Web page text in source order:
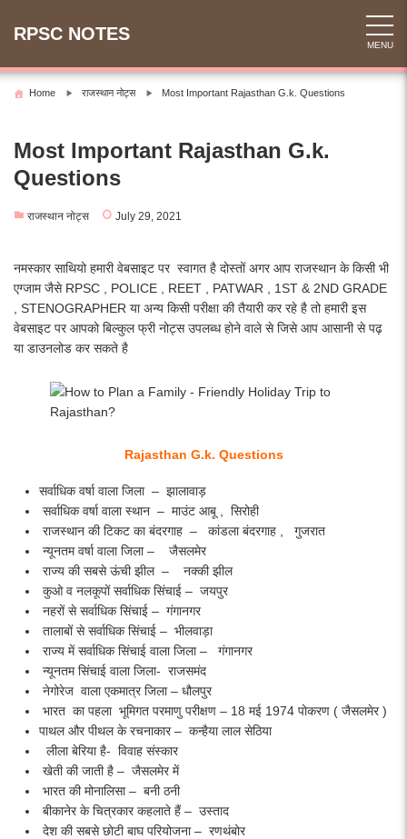
RPSC NOTES
MENU
Home राजस्थान नोट्स Most Important Rajasthan G.k. Questions
Most Important Rajasthan G.k.
Questions
राजस्थान नोट्स July 29, 2021
नमस्कार साथियो हमारी वेबसाइट पर स्वागत है दोस्तों अगर आप राजस्थान के किसी भी
एग्जाम जैसे RPSC , POLICE , REET , PATWAR , 1ST & 2ND GRADE
, STENOGRAPHER या अन्य किसी परीक्षा की तैयारी कर रहे है तो हमारी इस
वेबसाइट पर आपको बिल्कुल फ्री नोट्स उपलब्ध होने वाले से जिसे आप आसानी से पढ़
या डाउनलोड कर सकते है
Rajasthan G.k. Questions
सर्वाधिक वर्षा वाला जिला – झालावाड़
सर्वाधिक वर्षा वाला स्थान – माउंट आबू , सिरोही
राजस्थान की टिकट का बंदरगाह – कांडला बंदरगाह , गुजरात
न्यूनतम वर्षा वाला जिला – जैसलमेर
राज्य की सबसे ऊंची झील – नक्की झील
कुओ व नलकूपों सर्वाधिक सिंचाई – जयपुर
नहरों से सर्वाधिक सिंचाई – गंगानगर
तालाबों से सर्वाधिक सिंचाई – भीलवाड़ा
राज्य में सर्वाधिक सिंचाई वाला जिला – गंगानगर
न्यूनतम सिंचाई वाला जिला- राजसमंद
नेगोरेज वाला एकमात्र जिला – धौलपुर
भारत का पहला भूमिगत परमाणु परीक्षण – 18 मई 1974 पोकरण ( जैसलमेर )
पाथल और पीथल के रचनाकार – कन्हैया लाल सेठिया
लीला बेरिया है- विवाह संस्कार
खेती की जाती है – जैसलमेर में
भारत की मोनालिसा – बनी ठनी
बीकानेर के चित्रकार कहलाते हैं – उस्ताद
देश की सबसे छोटी बाघ परियोजना – रणथंबोर